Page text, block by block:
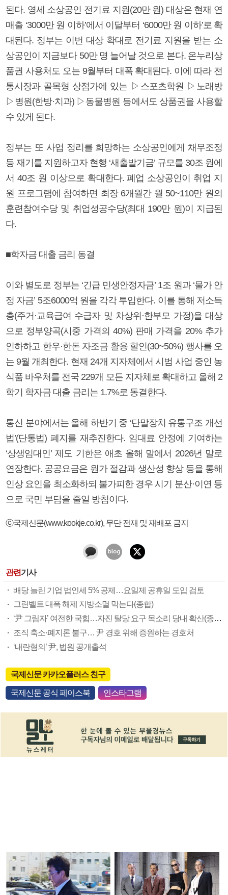
된다. 영세 소상공인 전기료 지원(20만 원) 대상은 현재 연
매출 ‘3000만 원 이하’에서 이달부터 ‘6000만 원 이하’로 확
대된다. 정부는 이번 대상 확대로 전기료 지원을 받는 소
상공인이 지금보다 50만 명 늘어날 것으로 본다. 온누리상
품권 사용처도 오는 9월부터 대폭 확대된다. 이에 따라 전
통시장과 골목형 상점가에 있는 ▷스포츠학원 ▷노래방
▷병원(한방·치과) ▷동물병원 등에서도 상품권을 사용할
수 있게 된다.
정부는 또 사업 정리를 희망하는 소상공인에게 채무조정
등 재기를 지원하고자 현행 ‘새출발기금’ 규모를 30조 원에
서 40조 원 이상으로 확대한다. 폐업 소상공인이 취업 지
원 프로그램에 참여하면 최장 6개월간 월 50~110만 원의
훈련참여수당 및 취업성공수당(최대 190만 원)이 지급된
다.
■학자금 대출 금리 동결
이와 별도로 정부는 ‘긴급 민생안정자금’ 1조 원과 ‘물가 안
정 자금’ 5조6000억 원을 각각 투입한다. 이를 통해 저소득
층(주거·교육급여 수급자 및 차상위·한부모 가정)을 대상
으로 정부양곡(시중 가격의 40%) 판매 가격을 20% 추가
인하하고 한우·한돈 자조금 활용 할인(30~50%) 행사를 오
는 9월 개최한다. 현재 24개 지자체에서 시범 사업 중인 농
식품 바우처를 전국 229개 모든 지자체로 확대하고 올해 2
학기 학자금 대출 금리는 1.7%로 동결한다.
통신 분야에서는 올해 하반기 중 ‘단말장치 유통구조 개선
법’(단통법) 폐지를 재추진한다. 임대료 안정에 기여하는
‘상생임대인’ 제도 기한은 애초 올해 말에서 2026년 말로
연장한다. 공공요금은 원가 절감과 생산성 향상 등을 통해
인상 요인을 최소화하되 불가피한 경우 시기 분산·이연 등
으로 국민 부담을 줄일 방침이다.
ⓒ국제신문(www.kookje.co.kr), 무단 전재 및 재배포 금지
관련기사
배당 늘린 기업 법인세 5% 공제…요일제 공휴일 도입 검토
그린벨트 대폭 해제 지방소멸 막는다(종합)
‘尹 그림자’ 여전한 국힘…자진 탈당 요구 목소리 당내 확산(종합)
조직 축소·폐지론 불구… 尹 경호 위해 증원하는 경호처
‘내란혐의’ 尹, 법원 공개출석
국제신문 카카오플러스 친구
국제신문 공식 페이스북 인스타그램